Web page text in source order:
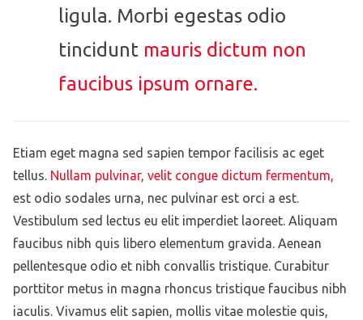
ligula. Morbi egestas odio
tincidunt mauris dictum non
faucibus ipsum ornare.
Etiam eget magna sed sapien tempor facilisis ac eget
tellus. Nullam pulvinar, velit congue dictum fermentum,
est odio sodales urna, nec pulvinar est orci a est.
Vestibulum sed lectus eu elit imperdiet laoreet. Aliquam
faucibus nibh quis libero elementum gravida. Aenean
pellentesque odio et nibh convallis tristique. Curabitur
porttitor metus in magna rhoncus tristique faucibus nibh
iaculis. Vivamus elit sapien, mollis vitae molestie quis,